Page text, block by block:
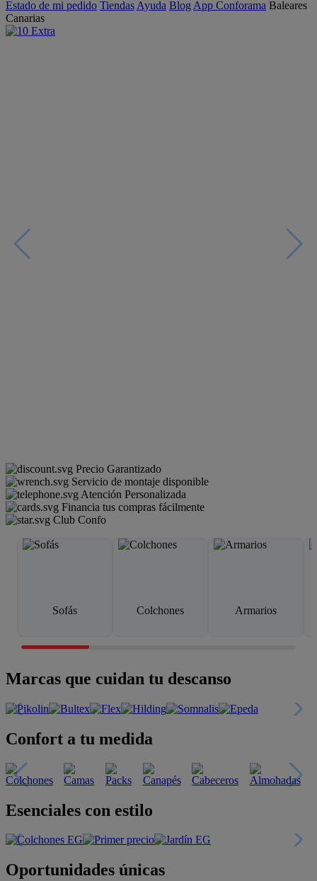
Estado de mi pedido Tiendas Ayuda Blog App Conforama Baleares
Canarias
Precio Garantizado
Servicio de montaje disponible
Atención Personalizada
Financia tus compras fácilmente
Club Confo
Sofás Colchones Armarios
Marcas que cuidan tu descanso
Confort a tu medida
Esenciales con estilo
Oportunidades únicas